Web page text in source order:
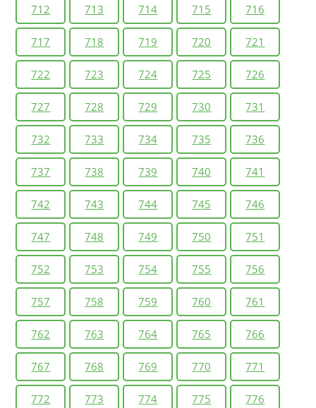
712 713 714 715 716
717 718 719 720 721
722 723 724 725 726
727 728 729 730 731
732 733 734 735 736
737 738 739 740 741
742 743 744 745 746
747 748 749 750 751
752 753 754 755 756
757 758 759 760 761
762 763 764 765 766
767 768 769 770 771
772 773 774 775 776